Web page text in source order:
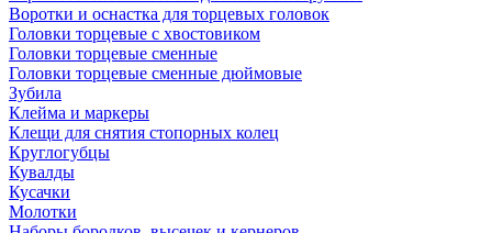
Воротки и оснаcтка для торцевых головок
Головки торцевые с хвостовиком
Головки торцевые сменные
Головки торцевые сменные дюймовые
Зубила
Клейма и маркеры
Клещи для снятия стопорных колец
Круглогубцы
Кувалды
Кусачки
Молотки